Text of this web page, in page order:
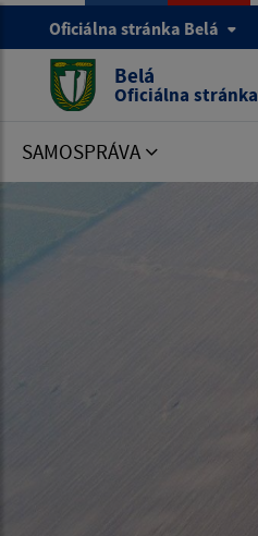
Oficiálna stránka Belá
Belá
Oficiálna stránka
SAMOSPRÁVA